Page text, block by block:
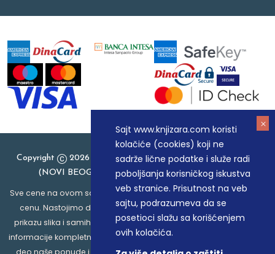
Sajt www.knjizara.com koristi
kolačiće (cookies) koji ne
sadrže lične podatke i služe radi
poboljšanja korisničkog iskustva
veb stranice. Prisutnost na veb
sajtu, podrazumeva da se
posetioci slažu sa korišćenjem
ovih kolačića.
Copyright
2026 Knjizara.com - MAKART DOO BEOGRAD
(NOVI BEOGRAD), PIB: 105184104, MB: 20337524
Sve cene na ovom sajtu iskazane su u dinarima. PDV je uračunat u
cenu. Nastojimo da budemo što precizniji u opisu proizvoda,
prikazu slika i samih cena, ali ne možemo garantovati da su sve
informacije kompletne i bez grešaka. Svi artikli prikazani na sajtu su